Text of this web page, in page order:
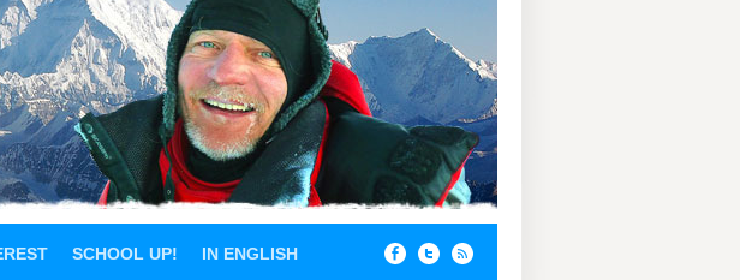
SCHOOL UP! IN ENGLISH